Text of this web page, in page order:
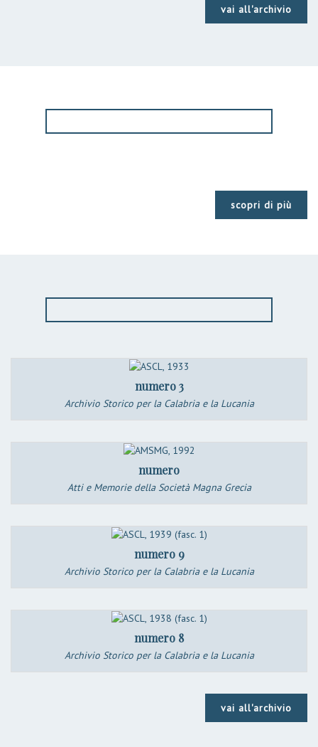
vai all'archivio
scopri di più
numero 3
Archivio Storico per la Calabria e la Lucania
numero
Atti e Memorie della Società Magna Grecia
numero 9
Archivio Storico per la Calabria e la Lucania
numero 8
Archivio Storico per la Calabria e la Lucania
vai all'archivio